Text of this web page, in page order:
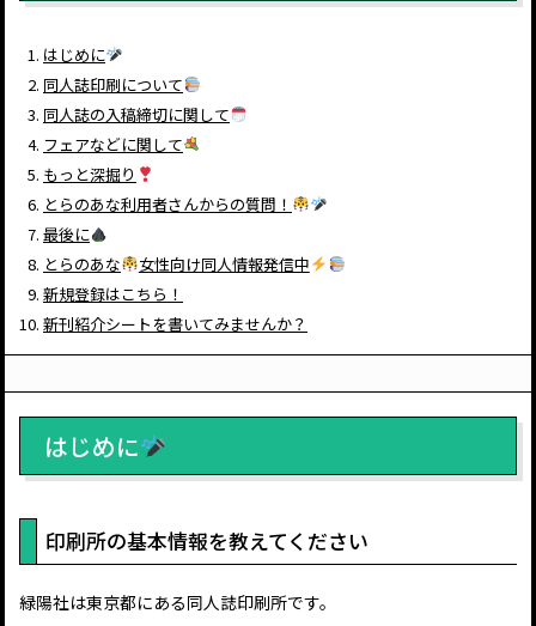
はじめに
同人誌印刷について
同人誌の入稿締切に関して
フェアなどに関して
もっと深掘り
とらのあな利用者さんからの質問！
最後に
とらのあな
女性向け同人情報発信中
新規登録はこちら！
新刊紹介シートを書いてみませんか？
はじめに
印刷所の基本情報を教えてください
緑陽社は東京都にある同人誌印刷所です。